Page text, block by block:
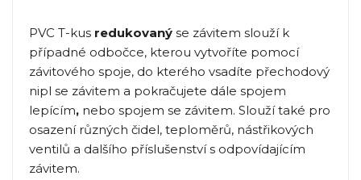
PVC T-kus redukovaný se závitem slouží k
případné odbočce, kterou vytvoříte pomocí
závitového spoje, do kterého vsadíte přechodový
nipl se závitem a pokračujete dále spojem
lepícím, nebo spojem se závitem. Slouží také pro
osazení různých čidel, teploměrů, nástřikových
ventilů a dalšího příslušenství s odpovídajícím
závitem.